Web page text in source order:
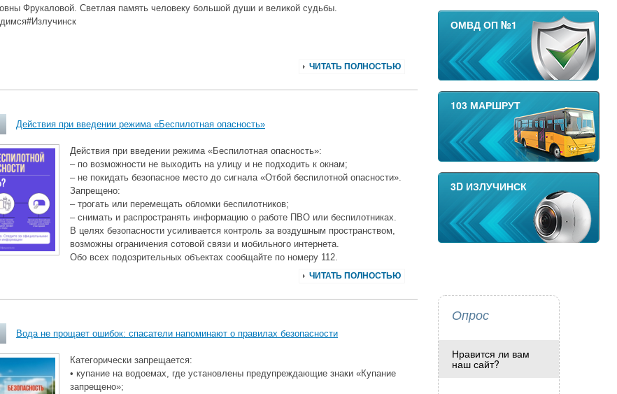
Фрукаловой. Светлая память человеку большой души и великой судьбы.
ЧИТАТЬ ПОЛНОСТЬЮ
Действия при введении режима «Беспилотная опасность»
Действия при введении режима «Беспилотная опасность»:
– по возможности не выходить на улицу и не подходить к окнам;
– не покидать безопасное место до сигнала «Отбой беспилотной опасности».
Запрещено:
– трогать или перемещать обломки беспилотников;
– снимать и распространять информацию о работе ПВО или беспилотниках.
В целях безопасности усиливается контроль за воздушным пространством,
возможны ограничения сотовой связи и мобильного интернета.
Обо всех подозрительных объектах сообщайте по номеру 112.
ЧИТАТЬ ПОЛНОСТЬЮ
Вода не прощает ошибок: спасатели напоминают о правилах безопасности
Категорически запрещается:
• купание на водоемах, где установлены предупреждающие знаки «Купание
запрещено»;
ОМВД ОП №1
103 МАРШРУТ
3D ИЗЛУЧИНСК
Опрос
Нравится ли вам
наш сайт?